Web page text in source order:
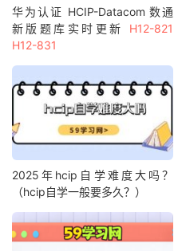
华为认证 HCIP-Datacom 数通
新版题库实时更新 H12-821
H12-831
2025年hcip自学难度大吗？
（hcip自学一般要多久？）